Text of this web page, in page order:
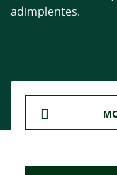
adimplentes.